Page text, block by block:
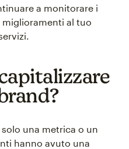
a monitorare i
al tuo
una metrica o un
hanno avuto una